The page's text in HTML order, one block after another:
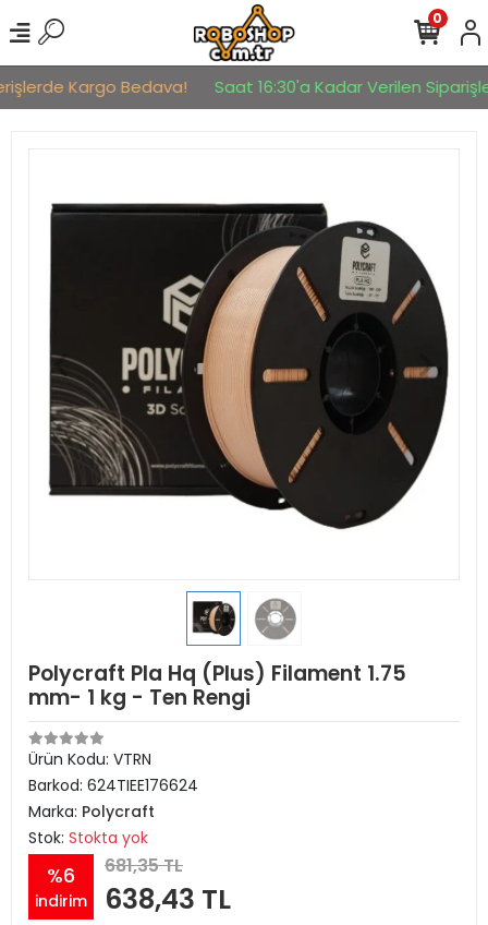
Kargo Bedava! Saat 16:30'a Kadar Verilen
0
Polycraft Pla Hq (Plus) Filament 1.75
mm- 1 kg - Ten Rengi
Ürün Kodu: VTRN
Barkod: 624TIEE176624
Marka: Polycraft
Stok: Stokta yok
%6
indirim
681,35 TL
638,43 TL